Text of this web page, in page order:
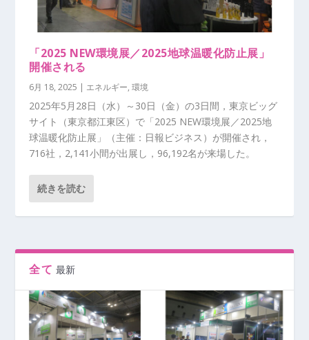
「2025 NEW環境展／2025地球温暖化防止展」
開催される
6月 18, 2025 | エネルギー,環境
2025年5月28日（水）～30日（金）の3日間，東京ビッグ
サイト（東京都江東区）で「2025 NEW環境展／2025地
球温暖化防止展」（主催：日報ビジネス）が開催され，
716社，2,141小間が出展し，96,192名が来場した。
続きを読む
全て 最新